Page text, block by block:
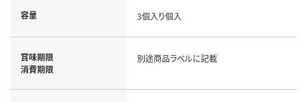
容量 3個入り個入
賞味期限
消費期限
別途商品ラベルに記載